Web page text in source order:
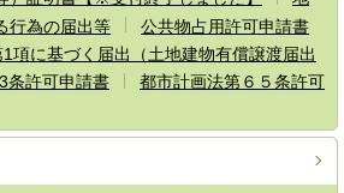
行為の届出等
公共物占用許可申請書
項に基づく届出（土地建物有償譲渡届出
条許可申請書
都市計画法第６５条許可